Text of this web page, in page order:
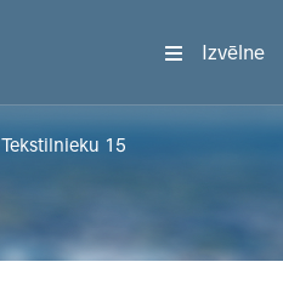
Izvēlne
Tekstilnieku 15